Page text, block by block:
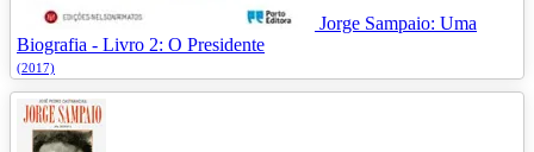
Jorge Sampaio: Uma
Biografia - Livro 2: O Presidente
(2017)